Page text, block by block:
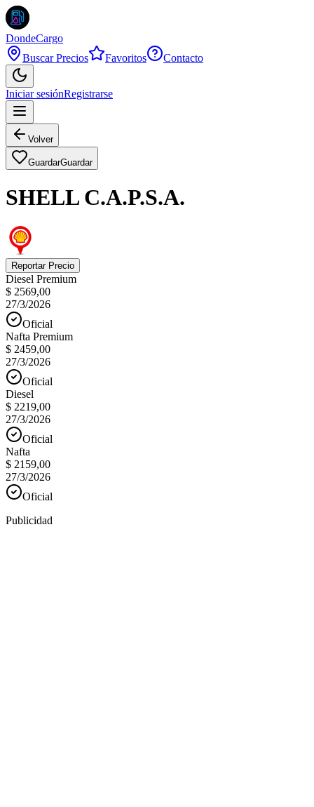
DondeCargo
Buscar Precios
Favoritos Contacto
Iniciar sesiónRegistrarse
Volver
GuardarGuardar
SHELL C.A.P.S.A.
Reportar Precio
Diesel Premium
$ 2569,00
27/3/2026
Oficial
Nafta Premium
$ 2459,00
27/3/2026
Oficial
Diesel
$ 2219,00
27/3/2026
Oficial
Nafta
$ 2159,00
27/3/2026
Oficial
Publicidad